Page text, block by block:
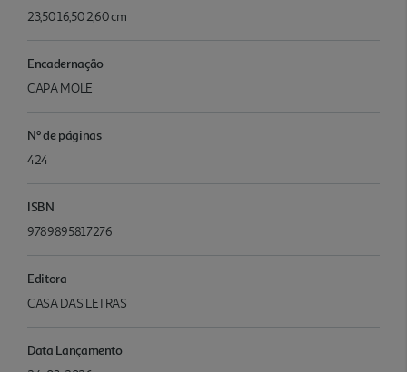
23,50 16,50 2,60 cm
Encadernação
CAPA MOLE
Nº de páginas
424
ISBN
9789895817276
Editora
CASA DAS LETRAS
Data Lançamento